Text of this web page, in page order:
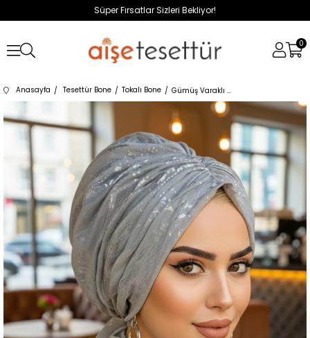
Süper Fırsatlar Sizleri Bekliyor!
0
Anasayfa Tesettür Bone Tokalı Bone Gümüş Varaklı Tokalı Bone